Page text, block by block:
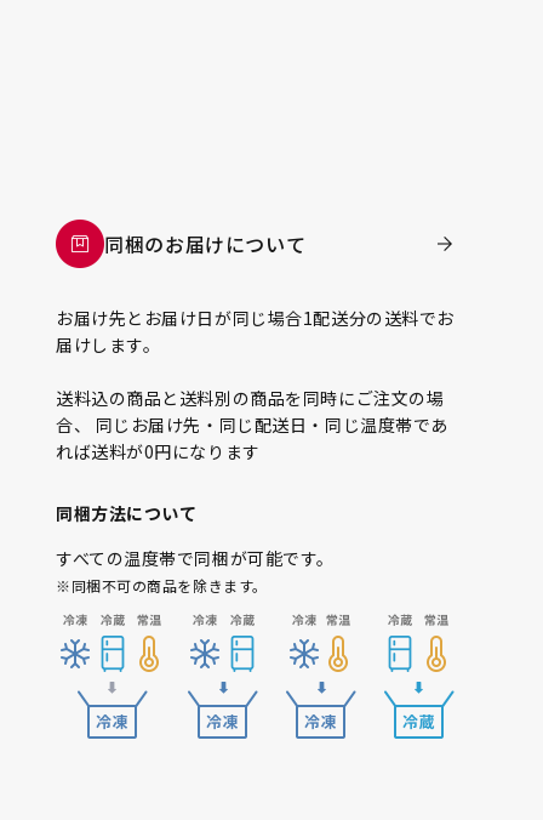
同梱のお届けについて
お届け先とお届け日が同じ場合1配送分の送料でお
届けします。
送料込の商品と送料別の商品を同時にご注文の場
合、 同じお届け先・同じ配送日・同じ温度帯であ
れば送料が0円になります
同梱方法について
すべての温度帯で同梱が可能です。
※同梱不可の商品を除きます。